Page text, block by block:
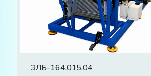
ЭЛБ-164.015.04